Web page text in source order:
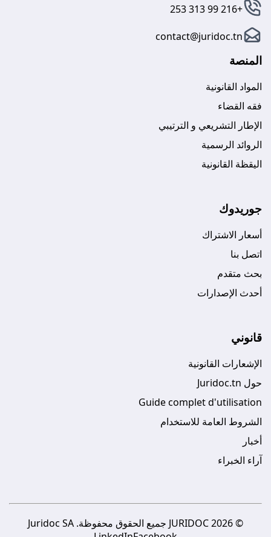
+216 99 313 253
contact@juridoc.tn
المنصة
المواد القانونية
فقه القضاء
الإطار التشريعي و الترتيبي
الروائد الرسمية
اليقظة القانونية
جوريدوك
أسعار الاشتراك
اتصل بنا
بحث متقدم
أحدث الإصدارات
قانوني
الإشعارات القانونية
حول Juridoc.tn
Guide complet d'utilisation
الشروط العامة للاستخدام
أخبار
آراء الخبراء
© 2026 JURIDOC جميع الحقوق محفوظة. Juridoc SA